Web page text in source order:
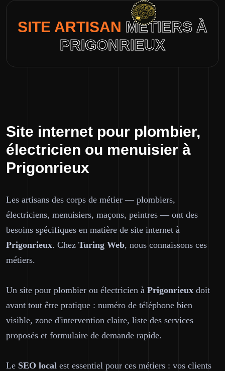
SITE ARTISAN MÉTIERS À
PRIGONRIEUX
Site internet pour plombier,
électricien ou menuisier à
Prigonrieux
Les artisans des corps de métier — plombiers,
électriciens, menuisiers, maçons, peintres — ont des
besoins spécifiques en matière de site internet à
Prigonrieux. Chez Turing Web, nous connaissons ces
métiers.
Un site pour plombier ou électricien à Prigonrieux doit
avant tout être pratique : numéro de téléphone bien
visible, zone d'intervention claire, liste des services
proposés et formulaire de demande rapide.
Le SEO local est essentiel pour ces métiers : vos clients